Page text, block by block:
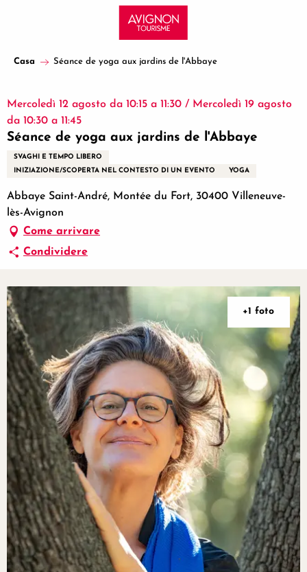
principal
Casa Séance de yoga aux jardins de l'Abbaye
Mercoledì 12 agosto da 10:15 a 11:30 / Mercoledì 19 agosto
da 10:30 a 11:45
Séance de yoga aux jardins de l'Abbaye
SVAGHI E TEMPO LIBERO
INIZIAZIONE/SCOPERTA NEL CONTESTO DI UN EVENTO
YOGA
Abbaye Saint-André, Montée du Fort, 30400 Villeneuve-
lès-Avignon
Come arrivare
Condividere
+1 foto